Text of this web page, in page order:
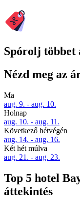
Spórolj többet
Nézd meg az
Ma
aug. 9. - aug. 10.
Holnap
aug. 10. - aug. 11.
Következő hétvégén
aug. 14. - aug. 16.
Két hét múlva
aug. 21. - aug. 23.
Top 5 hotel
áttekintés